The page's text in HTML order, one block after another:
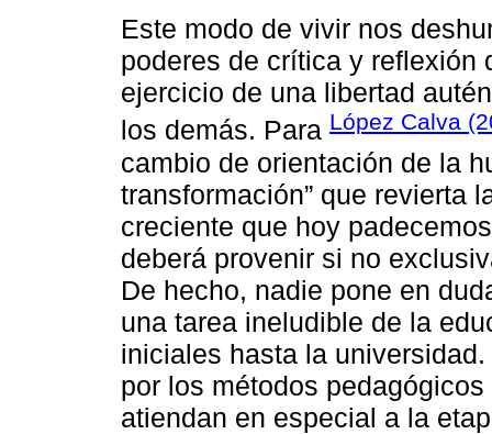
Este modo de vivir nos
poderes de crítica y reflexión
ejercicio de una libertad
los demás. Para López Calva
cambio de orientación de la
transformación” que revierta
creciente que hoy
deberá provenir si no
De hecho, nadie pone en
una tarea ineludible de la
iniciales hasta la
por los métodos
atiendan en especial a la